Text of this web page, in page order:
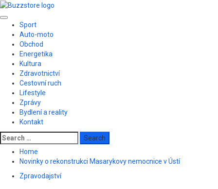
Skip
content
Primary
Menu
Sport
Auto-moto
Obchod
Energetika
Kultura
Zdravotnictví
Cestovní ruch
Lifestyle
Zprávy
Bydlení a reality
Kontakt
Search
for:
Home
Novinky o rekonstrukci Masarykovy nemocnice v Ústí
Zpravodajství